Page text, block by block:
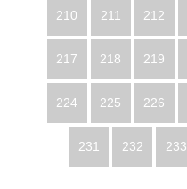
210 211 212
217 218 219
224 225 226
231 232 233